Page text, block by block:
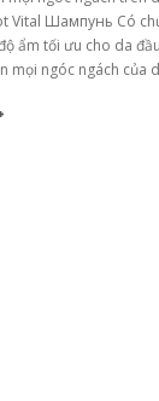
Vital Шампунь Có
ẩm tối ưu cho da
mọi ngóc ngách của